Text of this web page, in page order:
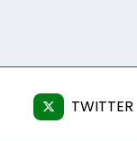
TWITTER